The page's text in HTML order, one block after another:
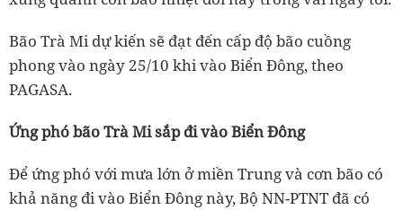
Bão Trà Mi dự kiến sẽ đạt đến cấp độ bão cuồng
phong vào ngày 25/10 khi vào Biển Đông, theo
PAGASA.
Ứng phó bão Trà Mi sắp đi vào Biển Đông
Để ứng phó với mưa lớn ở miền Trung và cơn bão có
khả năng đi vào Biển Đông này, Bộ NN-PTNT đã có